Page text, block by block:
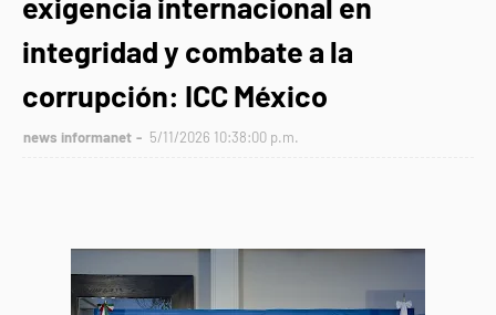
integridad y combate a la
corrupción: ICC México
news informanet 5/11/2026 10:38:00 p.m.